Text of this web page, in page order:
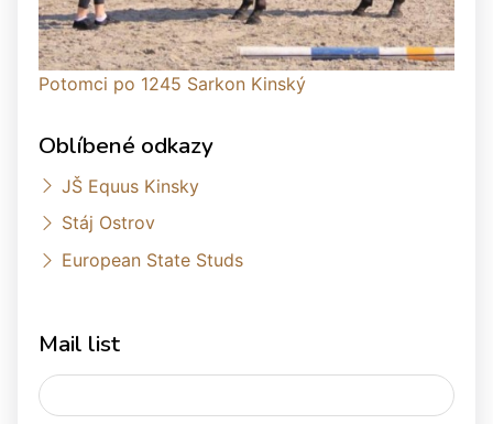
Potomci po 1245 Sarkon Kinský
Oblíbené odkazy
JŠ Equus Kinsky
Stáj Ostrov
European State Studs
Mail list